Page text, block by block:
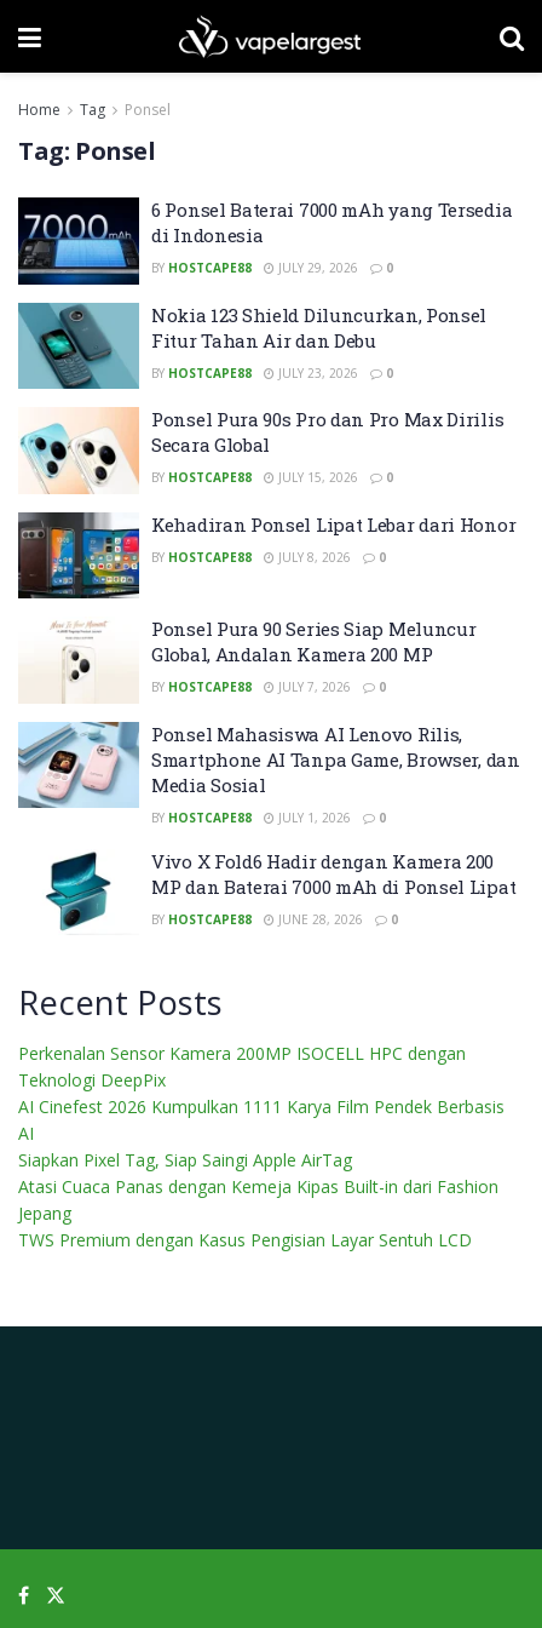
Home Tag Ponsel
Tag: Ponsel
6 Ponsel Baterai 7000 mAh yang Tersedia
di Indonesia
BY HOSTCAPE88 JULY 29, 2026 0
Nokia 123 Shield Diluncurkan, Ponsel
Fitur Tahan Air dan Debu
BY HOSTCAPE88 JULY 23, 2026 0
Ponsel Pura 90s Pro dan Pro Max Dirilis
Secara Global
BY HOSTCAPE88 JULY 15, 2026 0
Kehadiran Ponsel Lipat Lebar dari Honor
BY HOSTCAPE88 JULY 8, 2026 0
Ponsel Pura 90 Series Siap Meluncur
Global, Andalan Kamera 200 MP
BY HOSTCAPE88 JULY 7, 2026 0
Ponsel Mahasiswa AI Lenovo Rilis,
Smartphone AI Tanpa Game, Browser, dan
Media Sosial
BY HOSTCAPE88 JULY 1, 2026 0
Vivo X Fold6 Hadir dengan Kamera 200
MP dan Baterai 7000 mAh di Ponsel Lipat
BY HOSTCAPE88 JUNE 28, 2026 0
Recent Posts
Perkenalan Sensor Kamera 200MP ISOCELL HPC dengan
Teknologi DeepPix
AI Cinefest 2026 Kumpulkan 1111 Karya Film Pendek Berbasis
AI
Siapkan Pixel Tag, Siap Saingi Apple AirTag
Atasi Cuaca Panas dengan Kemeja Kipas Built-in dari Fashion
Jepang
TWS Premium dengan Kasus Pengisian Layar Sentuh LCD